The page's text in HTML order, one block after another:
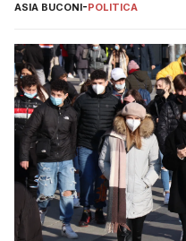
ASIA BUCONI-POLITICA